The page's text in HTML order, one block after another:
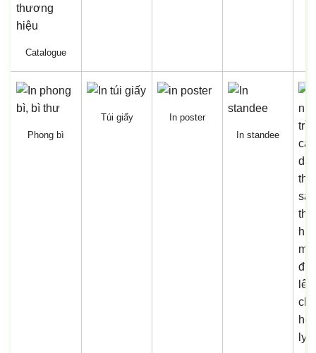
Catalogue
Phong bì
Túi giấy
In poster
In standee